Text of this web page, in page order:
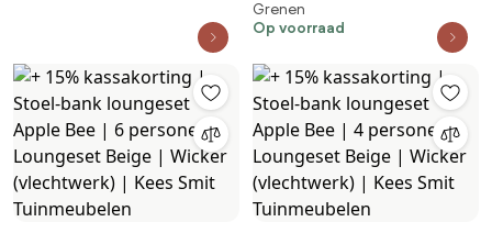
Loungetafel Apple Bee | N.V.T. |
Tuintafel Sintered stone |
Tuinmeubelen
Grenen
Op voorraad